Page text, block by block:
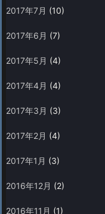
2017年7月 (10)
2017年6月 (7)
2017年5月 (4)
2017年4月 (4)
2017年3月 (3)
2017年2月 (4)
2017年1月 (3)
2016年12月 (2)
2016年11月 (1)